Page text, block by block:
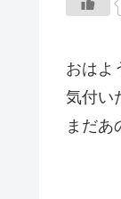
おはよ
気付い
まだあ